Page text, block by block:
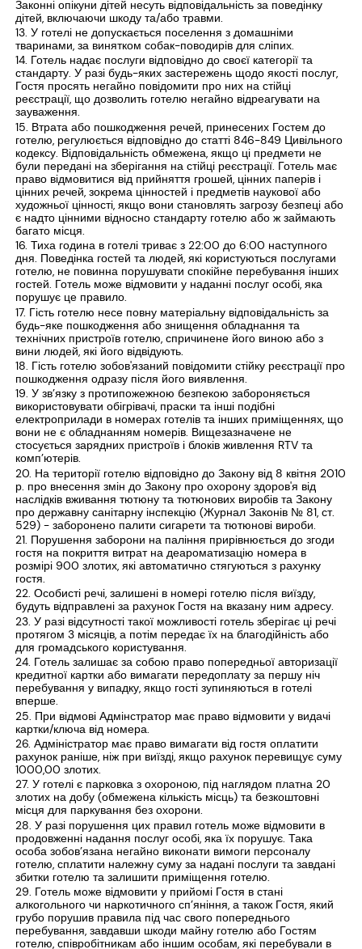
Законні опікуни дітей несуть відповідальність за поведінку
дітей, включаючи шкоду та/або травми.
У готелі не допускається поселення з домашніми
тваринами, за винятком собак-поводирів для сліпих.
Готель надає послуги відповідно до своєї категорії та
стандарту. У разі будь-яких застережень щодо якості послуг,
Гостя просять негайно повідомити про них на стійці
реєстрації, що дозволить готелю негайно відреагувати на
зауваження.
Втрата або пошкодження речей, принесених Гостем до
готелю, регулюється відповідно до статті 846-849 Цивільного
кодексу. Відповідальність обмежена, якщо ці предмети не
були передані на зберігання на стійці реєстрації. Готель має
право відмовитися від прийняття грошей, цінних паперів і
цінних речей, зокрема цінностей і предметів наукової або
художньої цінності, якщо вони становлять загрозу безпеці або
є надто цінними відносно стандарту готелю або ж займають
багато місця.
Тиха година в готелі триває з 22:00 до 6:00 наступного
дня. Поведінка гостей та людей, які користуються послугами
готелю, не повинна порушувати спокійне перебування інших
гостей. Готель може відмовити у наданні послуг особі, яка
порушує це правило.
Гість готелю несе повну матеріальну відповідальність за
будь-яке пошкодження або знищення обладнання та
технічних пристроїв готелю, спричинене його виною або з
вини людей, які його відвідують.
Гість готелю зобов'язаний повідомити стійку реєстрації про
пошкодження одразу після його виявлення.
У зв’язку з протипожежною безпекою забороняється
використовувати обігрівачі, праски та інші подібні
електроприлади в номерах готелів та інших приміщеннях, що
вони не є обладнанням номерів. Вищезазначене не
стосується зарядних пристроїв і блоків живлення RTV та
комп’ютерів.
На території готелю відповідно до Закону від 8 квітня 2010
р. про внесення змін до Закону про охорону здоров'я від
наслідків вживання тютюну та тютюнових виробів та Закону
про державну санітарну інспекцію (Журнал Законів № 81, ст.
529) - заборонено палити сигарети та тютюнові вироби.
Порушення заборони на паління прирівнюється до згоди
гостя на покриття витрат на деароматизацію номера в
розмірі 900 злотих, які автоматично стягуються з рахунку
гостя.
Особисті речі, залишені в номері готелю після виїзду,
будуть відправлені за рахунок Гостя на вказану ним адресу.
У разі відсутності такої можливості готель зберігає ці речі
протягом 3 місяців, а потім передає їх на благодійність або
для громадського користування.
Готель залишає за собою право попередньої авторизації
кредитної картки або вимагати передоплату за першу ніч
перебування у випадку, якщо гості зупиняються в готелі
вперше.
При відмові Адмінстратор має право відмовити у видачі
картки/ключа від номера.
Адміністратор має право вимагати від гостя оплатити
рахунок раніше, ніж при виїзді, якщо рахунок перевищує суму
1000,00 злотих.
У готелі є парковка з охороною, під наглядом платна 20
злотих на добу (обмежена кількість місць) та безкоштовні
місця для паркування без охорони.
У разі порушення цих правил готель може відмовити в
продовженні надання послуг особі, яка їх порушує. Така
особа зобов’язана негайно виконати вимоги персоналу
готелю, сплатити належну суму за надані послуги та завдані
збитки готелю та залишити приміщення готелю.
Готель може відмовити у прийомі Гостя в стані
алкогольного чи наркотичного сп’яніння, а також Гостя, який
грубо порушив правила під час свого попереднього
перебування, завдавши шкоди майну готелю або Гостям
готелю, співробітникам або іншим особам, які перебували в